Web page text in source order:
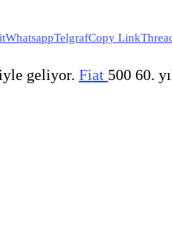
WhatsappTelgrafCopy Link
geliyor. Fiat 500 60.